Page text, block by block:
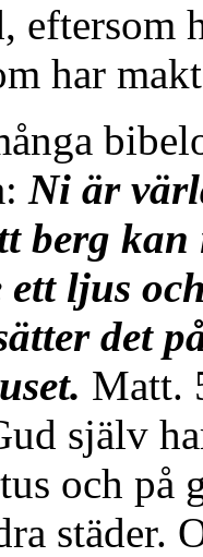
eftersom
har
Ni är
berg
ljus
det
Matt.
själv
och på
städer.